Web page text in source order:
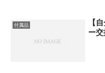
付属品
【
ー